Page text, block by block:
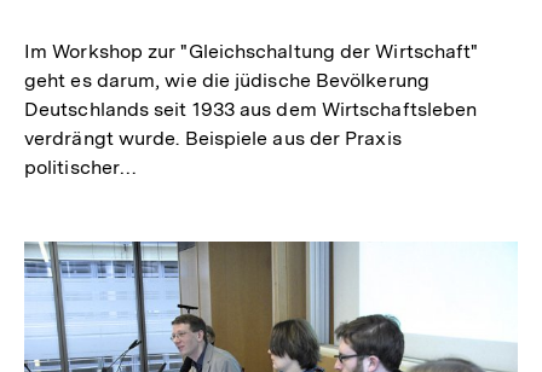
Im Workshop zur "Gleichschaltung der Wirtschaft"
geht es darum, wie die jüdische Bevölkerung
Deutschlands seit 1933 aus dem Wirtschaftsleben
verdrängt wurde. Beispiele aus der Praxis
politischer…